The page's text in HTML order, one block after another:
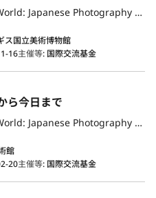
Gazing at the Contemporary World: Japanese Photography from the 1970s to the Present
ス国立美術博物館
16主催等: 国際交流基金
ら今日まで
Gazing at the Contemporary World: Japanese Photography from the 1970s to the Present
館
20主催等: 国際交流基金